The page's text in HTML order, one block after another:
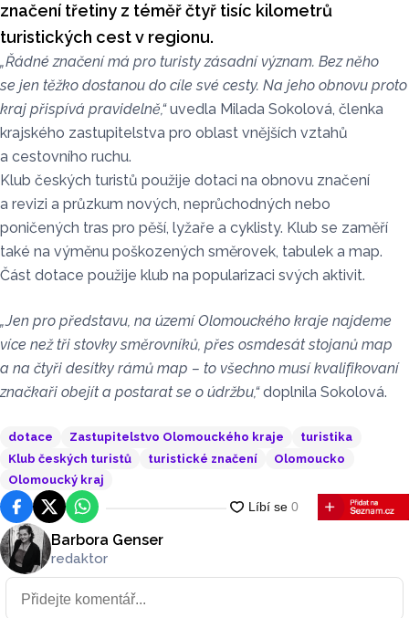
značení třetiny z téměř čtyř tisíc kilometrů
turistických cest v regionu.
„Řádné značení má pro turisty zásadní význam. Bez něho
se jen těžko dostanou do cíle své cesty. Na jeho obnovu proto
kraj přispívá pravidelně,“uvedla Milada Sokolová, členka
krajského zastupitelstva pro oblast vnějších vztahů
a cestovního ruchu.
Klub českých turistů použije dotaci na obnovu značení
a revizi a průzkum nových, neprůchodných nebo
poničených tras pro pěší, lyžaře a cyklisty. Klub se zaměří
také na výměnu poškozených směrovek, tabulek a map.
Část dotace použije klub na popularizaci svých aktivit.
„Jen pro představu, na území Olomouckého kraje najdeme
více než tři stovky směrovníků, přes osmdesát stojanů map
a na čtyři desítky rámů map – to všechno musí kvalifikovaní
značkaři obejít a postarat se o údržbu,“doplnila Sokolová.
dotace Zastupitelstvo Olomouckého kraje
turistika
Klub českých turistů
turistické značení
Olomoucko
Olomoucký kraj
FacebookPlatforma X
WhatsApp
Barbora Genser
redaktor